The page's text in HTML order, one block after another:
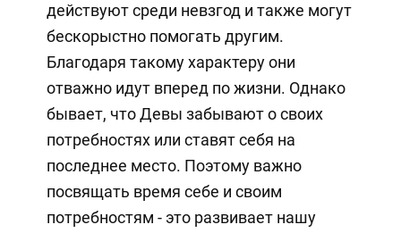
действуют среди невзгод и также могут
бескорыстно помогать другим.
Благодаря такому характеру они
отважно идут вперед по жизни. Однако
бывает, что Девы забывают о своих
потребностях или ставят себя на
последнее место. Поэтому важно
посвящать время себе и своим
потребностям - это развивает нашу